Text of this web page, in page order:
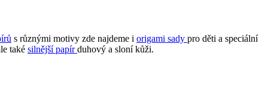
s různými motivy zde najdeme i origami sady pro děti a speciální
také silnější papírduhový a sloní kůži.